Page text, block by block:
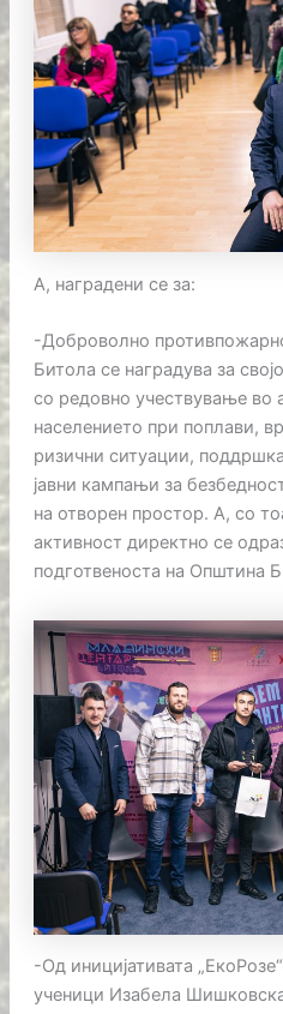
А, наградени се за:
-Доброволно
Битола се наградува за
со редовно учествување во
населението при поплави,
ризични ситуации,
јавни кампањи за
на отворен простор. А, со
активност директно се
подготвеноста на Општина
-Од иницијативата
ученици Изабела